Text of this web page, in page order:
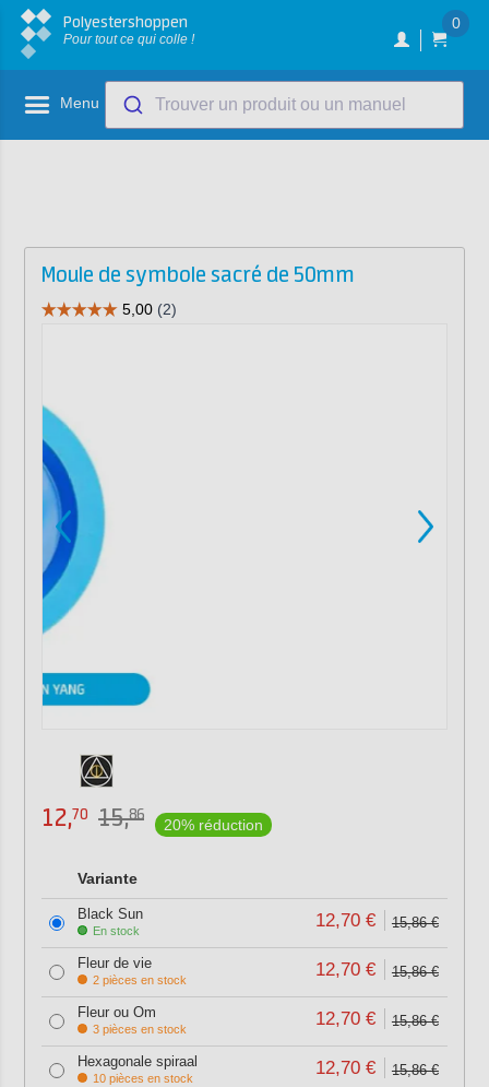
Polyestershoppen
Pour tout ce qui colle !
0
Menu Trouver un produit ou un manuel
Moule de symbole sacré de 50mm
12,70 15,86
20% réduction
Variante
Black Sun
En stock 12,70 € 15,86 €
Fleur de vie
2 pièces en stock 12,70 € 15,86 €
Fleur ou Om
3 pièces en stock 12,70 € 15,86 €
Hexagonale spiraal
10 pièces en stock 12,70 € 15,86 €